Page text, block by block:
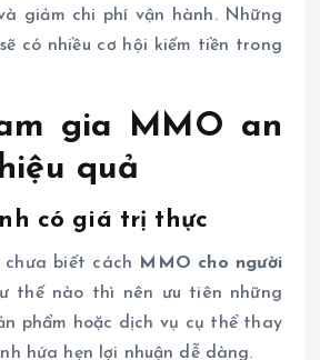
giảm chi phí vận hành. Những
có nhiều cơ hội kiếm tiền trong
gia MMO an
quả
có giá trị thực
chưa biết cách
MMO cho người
thế nào thì nên ưu tiên những
phẩm hoặc dịch vụ cụ thể thay
hứa hẹn lợi nhuận dễ dàng.